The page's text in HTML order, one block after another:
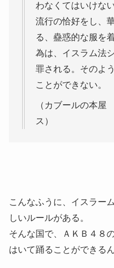
わなくてはいけない
流行の恰好をし、
る、蠱惑的な服を
為は、イスラム法
罪される。そのよ
ことができない。
（カブールの本
ス）
こんなふうに、イスラー
しいルールがある。
そんな国で、ＡＫＢ４８
はいて踊ることができる